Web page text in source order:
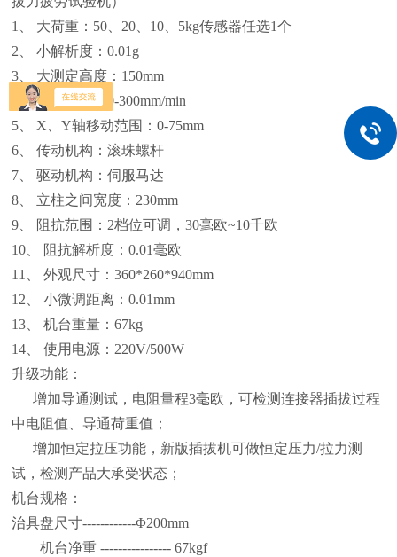
1、 大荷重：50、20、10、5kg传感器任选1个
2、 小解析度：0.01g
3、 大测定高度：150mm
4、 速度范围：0-300mm/min
5、 X、Y轴移动范围：0-75mm
6、 传动机构：滚珠螺杆
7、 驱动机构：伺服马达
8、 立柱之间宽度：230mm
9、 阻抗范围：2档位可调，30毫欧~10千欧
10、 阻抗解析度：0.01毫欧
11、 外观尺寸：360*260*940mm
12、 小微调距离：0.01mm
13、 机台重量：67kg
14、 使用电源：220V/500W
升级功能：
增加导通测试，电阻量程3毫欧，可检测连接器插拔过程
中电阻值、导通荷重值；
增加恒定拉压功能，新版插拔机可做恒定压力/拉力测
试，检测产品大承受状态；
机台规格：
治具盘尺寸------------Φ200mm
机台净重 ---------------- 67kgf